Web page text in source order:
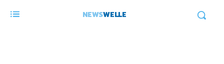
NEWSWELLE